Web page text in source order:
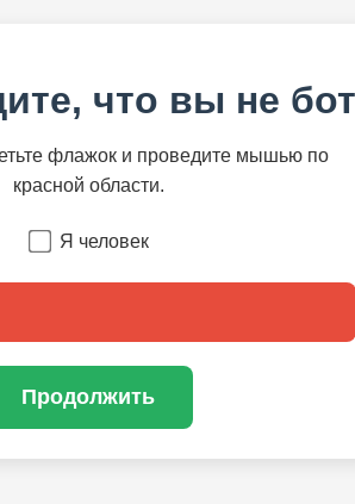
что вы не бот
флажок и проведите мышью по
красной области.
Я человек
Продолжить